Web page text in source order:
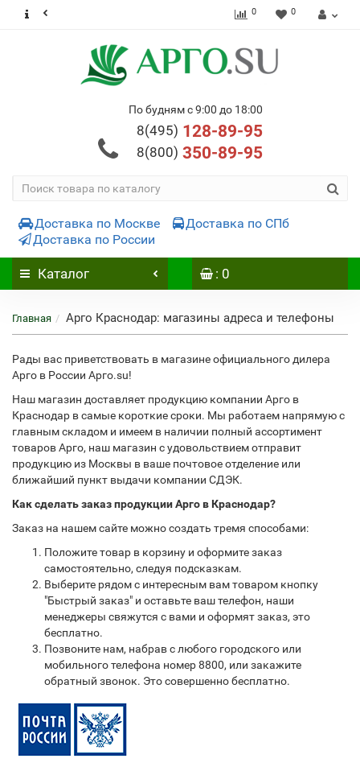
0 0
По будням с 9:00 до 18:00
8(495) 128-89-95
8(800) 350-89-95
Доставка по Москве
Доставка по СПб
Доставка по России
Каталог : 0
Главная Арго Краснодар: магазины адреса и телефоны
Рады вас приветствовать в магазине официального дилера
Арго в России Арго.su!
Наш магазин доставляет продукцию компании Арго в
Краснодар в самые короткие сроки. Мы работаем напрямую с
главным складом и имеем в наличии полный ассортимент
товаров Арго, наш магазин с удовольствием отправит
продукцию из Москвы в ваше почтовое отделение или
ближайший пункт выдачи компании СДЭК.
Как сделать заказ продукции Арго в Краснодар?
Заказ на нашем сайте можно создать тремя способами:
Положите товар в корзину и оформите заказ
самостоятельно, следуя подсказкам.
Выберите рядом с интересным вам товаром кнопку
"Быстрый заказ" и оставьте ваш телефон, наши
менеджеры свяжутся с вами и оформят заказ, это
бесплатно.
Позвоните нам, набрав с любого городского или
мобильного телефона номер 8800, или закажите
обратный звонок. Это совершенно бесплатно.